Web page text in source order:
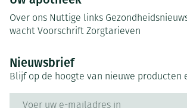
Over ons Nuttige links
wacht Voorschrift Zorgtarieven
Nieuwsbrief
Blijf op de hoogte van nieuwe producten